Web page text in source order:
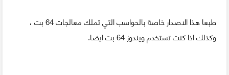
طبعا هذا الاصدار خاصة بالحواسب التي تملك معالجات 64 بت ،
وكذلك اذا كنت تستخدم ويندوز 64 بت ايضا.